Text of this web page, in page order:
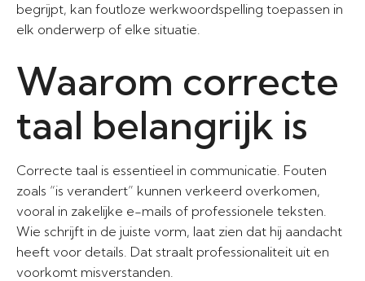
begrijpt, kan foutloze werkwoordspelling toepassen in
elk onderwerp of elke situatie.
Waarom correcte
taal belangrijk is
Correcte taal is essentieel in communicatie. Fouten
zoals “is verandert” kunnen verkeerd overkomen,
vooral in zakelijke e-mails of professionele teksten.
Wie schrijft in de juiste vorm, laat zien dat hij aandacht
heeft voor details. Dat straalt professionaliteit uit en
voorkomt misverstanden.